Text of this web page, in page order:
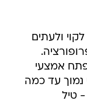
ולעתים
אמצעי
נמוך עד כמה
- טיל